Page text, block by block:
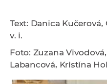
Text: Danica Kučerová,
v. i.
Foto: Zuzana
Labancová, Kristína